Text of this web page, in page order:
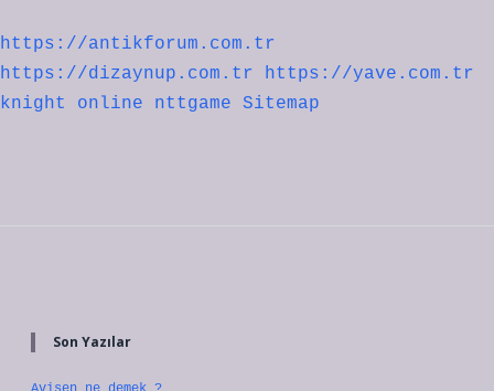
https://antikforum.com.tr
https://dizaynup.com.tr
https://yave.com.tr
knight online
nttgame Sitemap
Son Yazılar